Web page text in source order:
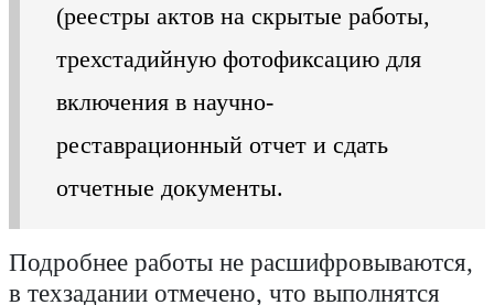
(реестры актов на скрытые работы,
трехстадийную фотофиксацию для
включения в научно-
реставрационный отчет и сдать
отчетные документы.
Подробнее работы не расшифровываются,
в техзадании отмечено, что выполнятся